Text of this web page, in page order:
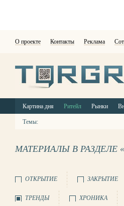
О проекте Контакты Реклама
Картина дня Ритейл Рынки
Темы:
МАТЕРИАЛЫ В РАЗДЕЛЕ
ОТКРЫТИЕ ЗАКРЫТИЕ
ТРЕНДЫ ХРОНИКА